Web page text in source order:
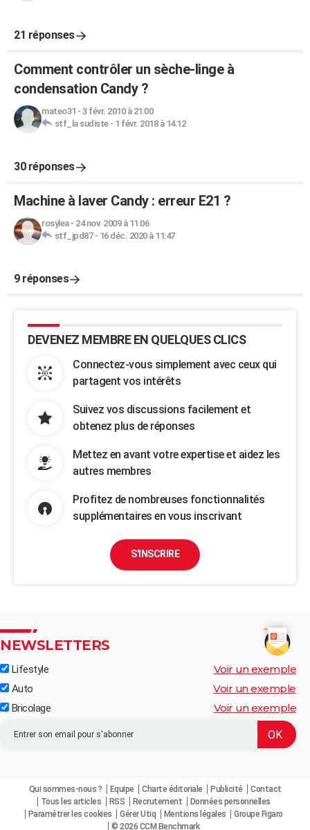
21 réponses
Comment contrôler un sèche-linge à
condensation Candy ?
mateo31 - 3 févr. 2010 à 21:00
stf_la sudiste- 1 févr. 2018 à 14:12
30 réponses
Machine à laver Candy : erreur E21 ?
rosylea- 24 nov. 2009 à 11:06
stf_jpd87- 16 déc. 2020 à 11:47
9 réponses
DEVENEZ MEMBRE EN QUELQUES CLICS
Connectez-vous simplement avec ceux qui
partagent vos intérêts
Suivez vos discussions facilement et
obtenez plus de réponses
Mettez en avant votre expertise et aidez les
autres membres
Profitez de nombreuses fonctionnalités
supplémentaires en vous inscrivant
S'INSCRIRE
NEWSLETTERS
Lifestyle Voir un exemple
Auto Voir un exemple
Bricolage Voir un exemple
Qui sommes-nous ? Equipe Charte éditoriale Publicité
Contact
Tous les articles
RSS Recrutement
Données personnelles
Paramétrer les cookies
Gérer Utiq Mentions légales
Groupe Figaro
© 2026 CCM Benchmark